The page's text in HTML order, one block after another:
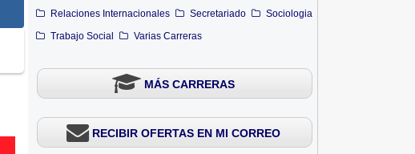
Relaciones Internacionales
Secretariado
Sociologia
Trabajo Social
Varias Carreras
MÁS CARRERAS
RECIBIR OFERTAS EN MI CORREO